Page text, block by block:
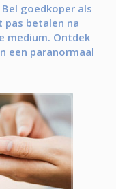
Bel goedkoper als
betalen na
medium. Ontdek
een paranormaal